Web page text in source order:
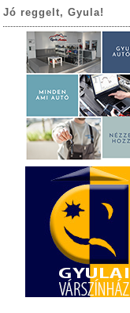
Jó reggelt, Gyula!